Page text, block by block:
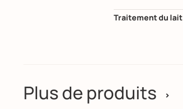
Traitement du lait
Plus de produits >